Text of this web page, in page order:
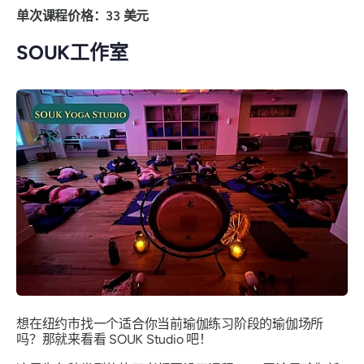
单次课程价格：33 美元
SOUK工作室
想在纽约市找一个适合你当前瑜伽练习阶段的瑜伽场所
吗？那就来看看 SOUK Studio 吧！